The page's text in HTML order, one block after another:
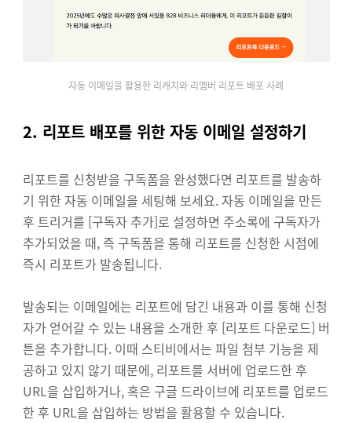
자동 이메일을 활용한 리캐치와 리멤버 리포트 배포 사례
2. 리포트 배포를 위한 자동 이메일 설정하기
리포트를 신청받을 구독폼을 완성했다면 리포트를 발송하
기 위한 자동 이메일을 세팅해 보세요. 자동 이메일을 만든
후 트리거를 [구독자 추가]로 설정하면 주소록에 구독자가
추가되었을 때, 즉 구독폼을 통해 리포트를 신청한 시점에
즉시 리포트가 발송됩니다.
발송되는 이메일에는 리포트에 담긴 내용과 이를 통해 신청
자가 얻어갈 수 있는 내용을 소개한 후 [리포트 다운로드] 버
튼을 추가합니다. 이때 스티비에서는 파일 첨부 기능을 제
공하고 있지 않기 때문에, 리포트를 서버에 업로드한 후
URL을 삽입하거나, 혹은 구글 드라이브에 리포트를 업로드
한 후 URL을 삽입하는 방법을 활용할 수 있습니다.